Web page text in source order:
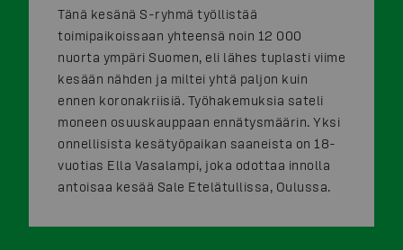
Tänä kesänä S-ryhmä työllistää
toimipaikoissaan yhteensä noin 12 000
nuorta ympäri Suomen, eli lähes tuplasti viime
kesään nähden ja miltei yhtä paljon kuin
ennen koronakriisiä. Työhakemuksia sateli
moneen osuuskauppaan ennätysmäärin. Yksi
onnellisista kesätyöpaikan saaneista on 18-
vuotias Ella Vasalampi, joka odottaa innolla
antoisaa kesää Sale Etelätullissa, Oulussa.